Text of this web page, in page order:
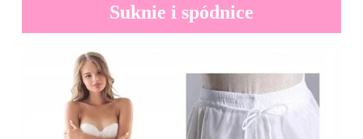
Suknie i spódnice